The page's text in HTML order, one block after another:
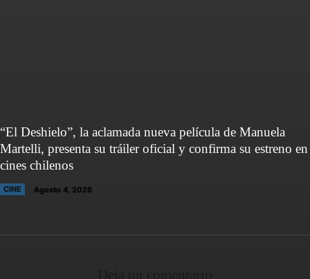
“El Deshielo”, la aclamada nueva película de Manuela
Martelli, presenta su tráiler oficial y confirma su estreno en
cines chilenos
CINE Agosto 4, 2026